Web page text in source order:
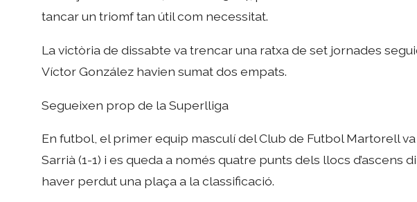
tancar un triomf tan útil com necessitat.
La victòria de dissabte va trencar una ratxa de set jornades
Víctor González havien sumat dos empats.
Segueixen prop de la Superlliga
En futbol, el primer equip masculí del Club de Futbol Martorell
Sarrià (1-1) i es queda a només quatre punts dels llocs d’ascens
haver perdut una plaça a la classificació.